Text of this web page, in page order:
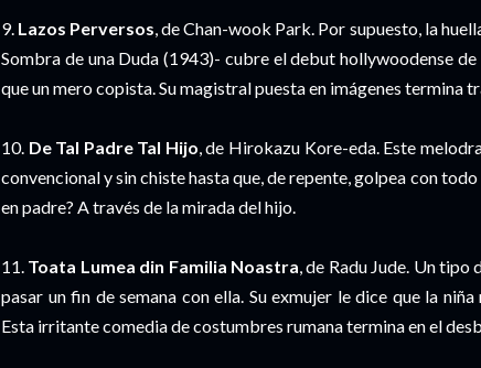
9. Lazos Perversos, de Chan-wook Park. Por supuesto, la
Sombra de una Duda (1943)- cubre el debut hollywoodense
que un mero copista. Su magistral puesta en imágenes termina
10. De Tal Padre Tal Hijo, de Hirokazu Kore-eda. Este
convencional y sin chiste hasta que, de repente, golpea con
en padre? A través de la mirada del hijo.
11. Toata Lumea din Familia Noastra, de Radu Jude. Un tipo
pasar un fin de semana con ella. Su exmujer le dice que la
Esta irritante comedia de costumbres rumana termina en el